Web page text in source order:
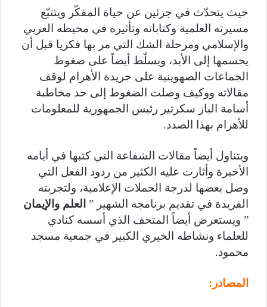
حيث يتحدّث في جزئين عن حياة المفكّر ويتتبّع
مسيرته العلمية وكتاباته وتأثيره في محيطه العربي
والإسلامي ومرحلة الشك التي مر بها فكريا قبل أن
يحسمها إلى الأبد، ويسلّط أيضاً على ضغوط
الجماعات الصهوينية على جريدة الأهرام لوقف
مقالاته ووكيف وصلت الضغوط إلى حد مخاطبة
أسامة الباز سكرتير رئيس الجمهورية للمعلومات
للأهرام بهذا الصدد.
ويتناول أيضاً مقالات الشفاعة التي كتبها في أيامه
الأخيرة وأثارت عليه الكثير من ردود الفعل التي
وصل بعضها لدرجة الحملات الإعلامية، ولتجربته
الفريدة في تقديم برنامجه الشهير ” العلم والإيمان
” ويستعرض أيضاً المتحف الذي أسسه كنادي
للعلماء ونشاطه الخيري الكبير في جمعية مسجد
محمود.
المصادر: